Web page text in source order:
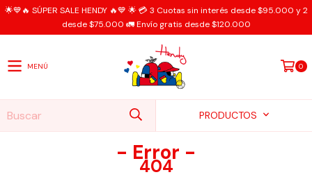
🌟💙🔥 SÚPER SALE HENDY 🔥💙 🌟 💳 3 Cuotas sin interés desde $95.000 y 2
desde $75.000 🚛 Envío gratis desde $120.000
MENÚ 0
PRODUCTOS
- Error -
404